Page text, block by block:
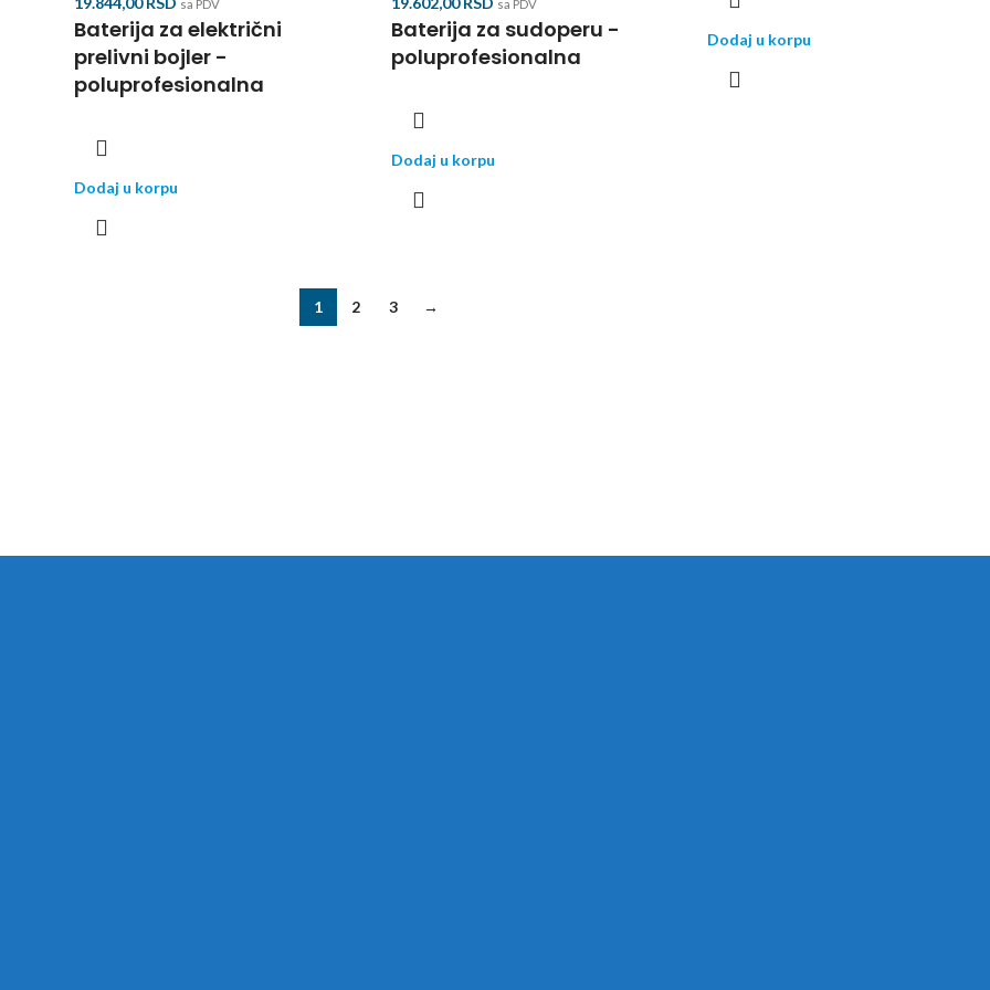
sa PDV
Baterija za električni
prelivni bojler -
poluprofesionalna
Dodaj u korpu
sa PDV
Baterija za sudoperu -
poluprofesionalna
Dodaj u korpu
Dodaj u korpu
1 2 3 →